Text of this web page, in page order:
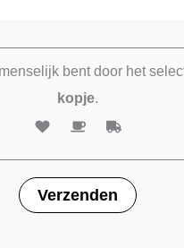
bent door het
kopje.